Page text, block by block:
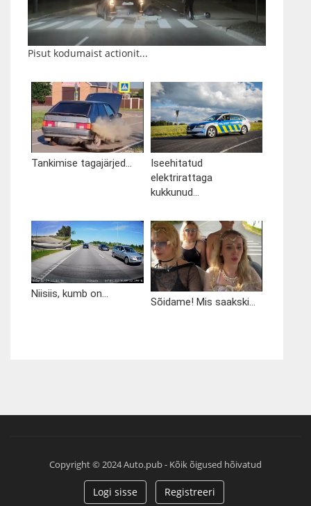
Pisut kodumaist actionit...
Tankimise tagajärjed...
Iseehitatud
elektrirattaga
kukkunud...
Niisiis, kumb on...
Sõidame! Mis saakski...
Copyright © 2024 Auto.pub - Kõik õigused hõivatud
Logi sisse Registreeri